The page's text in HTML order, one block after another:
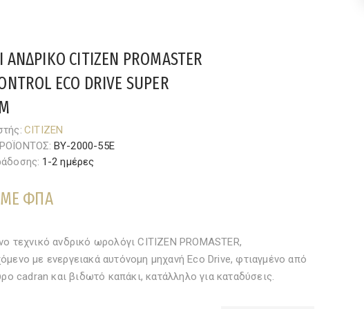
CITIZEN PROMASTER
ECO DRIVE SUPER
CITIZEN
BY-2000-55E
1-2 ημέρες
ΜΕ ΦΠΑ
τεχνικό ανδρικό ωρολόγι CITIZEN PROMASTER,
με ενεργειακά αυτόνομη μηχανή Eco Drive, φτιαγμένο από
cadran και βιδωτό καπάκι, κατάλληλο για καταδύσεις.